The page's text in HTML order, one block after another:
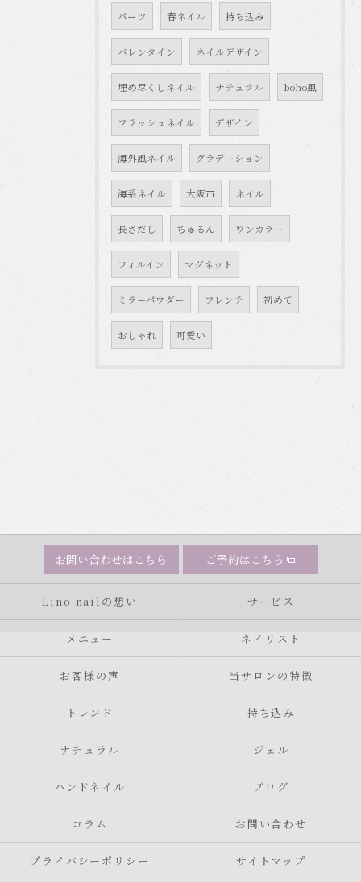
パーツ 春ネイル 持ち込み
バレンタイン ネイルデザイン
埋め尽くしネイル ナチュラル boho風
フラッシュネイル デザイン
海外風ネイル グラデーション
海系ネイル 大阪市 ネイル
長さだし ちゅるん ワンカラー
フィルイン マグネット
ミラーパウダー フレンチ 初めて
おしゃれ 可愛い
お問い合わせはこちら ご予約はこちら
Lino nailの想い サービス
メニュー ネイリスト
お客様の声 当サロンの特徴
トレンド 持ち込み
ナチュラル ジェル
ハンドネイル ブログ
コラム お問い合わせ
プライバシーポリシー サイトマップ